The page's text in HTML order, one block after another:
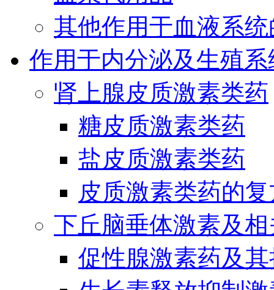
其他作用于血液系
作用于内分泌及生殖
肾上腺皮质激素类药
糖皮质激素类药
盐皮质激素类药
皮质激素类药的
下丘脑垂体激素及
促性腺激素药及